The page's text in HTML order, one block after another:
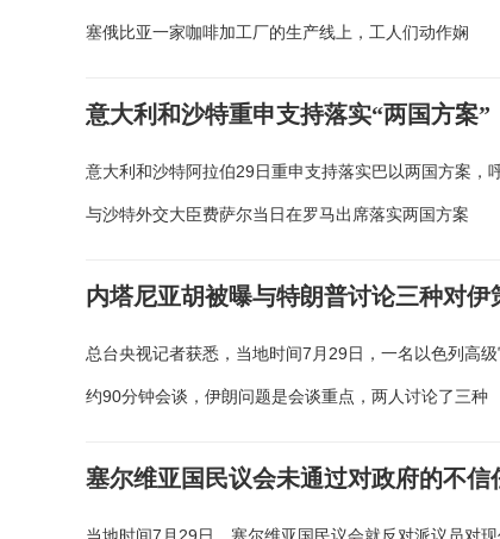
塞俄比亚一家咖啡加工厂的生产线上，工人们动作娴
意大利和沙特重申支持落实“两国方案”
意大利和沙特阿拉伯29日重申支持落实巴以两国方案
与沙特外交大臣费萨尔当日在罗马出席落实两国方案
内塔尼亚胡被曝与特朗普讨论三种对伊
总台央视记者获悉，当地时间7月29日，一名以色列高
约90分钟会谈，伊朗问题是会谈重点，两人讨论了三种
塞尔维亚国民议会未通过对政府的不信